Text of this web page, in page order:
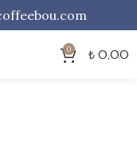
0 ₺ 0,00